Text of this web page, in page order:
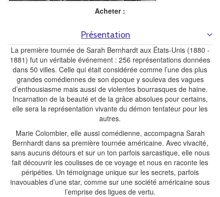
Acheter :
Présentation
La première tournée de Sarah Bernhardt aux États-Unis (1880 -
1881) fut un véritable événement : 256 représentations données
dans 50 villes. Celle qui était considérée comme l’une des plus
grandes comédiennes de son époque y souleva des vagues
d’enthousiasme mais aussi de violentes bourrasques de haine.
Incarnation de la beauté et de la grâce absolues pour certains,
elle sera la représentation vivante du démon tentateur pour les
autres.
Marie Colombier, elle aussi comédienne, accompagna Sarah
Bernhardt dans sa première tournée américaine. Avec vivacité,
sans aucuns détours et sur un ton parfois sarcastique, elle nous
fait découvrir les coulisses de ce voyage et nous en raconte les
péripéties. Un témoignage unique sur les secrets, parfois
inavouables d’une star, comme sur une société américaine sous
l’emprise des ligues de vertu.